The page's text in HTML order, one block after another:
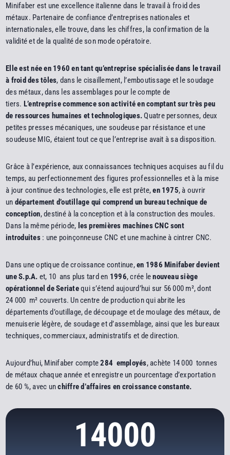
Minifaber est une excellence italienne dans le travail à froid des
métaux. Partenaire de confiance d’entreprises nationales et
internationales, elle trouve, dans les chiffres, la confirmation de la
validité et de la qualité de son mode opératoire.
Elle est née en 1960 en tant qu’entreprise spécialisée dans le travail
à froid des tôles, dans le cisaillement, l’emboutissage et le soudage
des métaux, dans les assemblages pour le compte de
tiers. L’entreprise commence son activité en comptant sur très peu
de ressources humaines et technologiques.Quatre personnes, deux
petites presses mécaniques, une soudeuse par résistance et une
soudeuse MIG, étaient tout ce que l’entreprise avait à sa disposition.
Grâce à l’expérience, aux connaissances techniques acquises au fil du
temps, au perfectionnement des figures professionnelles et à la mise
à jour continue des technologies, elle est prête,en 1975, à ouvrir
un département d’outillage qui comprend un bureau technique de
conception, destiné à la conception et à la construction des moules.
Dans la même période, les premières machines CNC sont
introduites: une poinçonneuse CNC et une machine à cintrer CNC.
Dans une optique de croissance continue,en 1986 Minifaber devient
une S.p.A. et, 10 ans plus tard en 1996, crée lenouveau siège
opérationnel de Seriatequi s’étend aujourd’hui sur 56 000 m², dont
24 000 m² couverts. Un centre de production qui abrite les
départements d’outillage, de découpage et de moulage des métaux, de
menuiserie légère, de soudage et d’assemblage, ainsi que les bureaux
techniques, commerciaux, administratifs et de direction.
Aujourd’hui, Minifaber compte284 employés, achète 14 000 tonnes
de métaux chaque année et enregistre un pourcentage d’exportation
de 60 %, avec unchiffre d’affaires en croissance constante.
14000